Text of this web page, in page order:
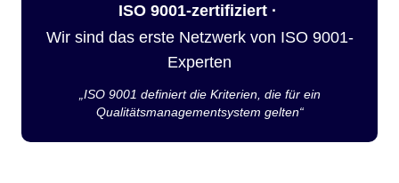
ISO 9001-zertifiziert ·
Wir sind das erste Netzwerk von ISO 9001-
Experten
„ISO 9001 definiert die Kriterien, die für ein
Qualitätsmanagementsystem gelten“